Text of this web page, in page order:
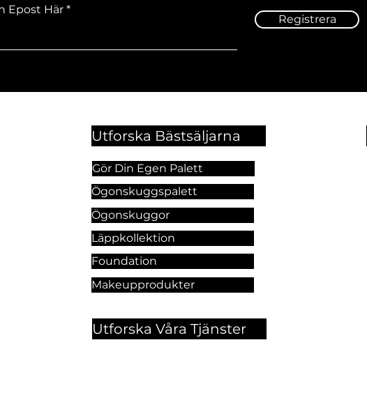
Epost Här
Registrera
Utforska Bästsäljarna
Gör Din Egen Palett
Ögonskuggspalett
Ögonskuggor
Läppkollektion
Foundation
Makeupprodukter
Utforska Våra Tjänster